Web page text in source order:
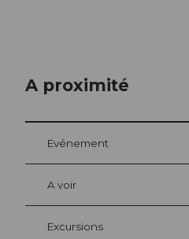
A proximité
Evénement
A voir
Excursions